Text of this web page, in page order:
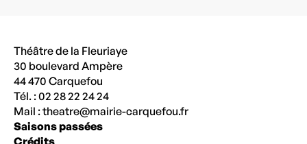
Théâtre de la Fleuriaye
30 boulevard Ampère
44 470 Carquefou
Tél. : 02 28 22 24 24
Mail :theatre@mairie-carquefou.fr
Saisons passées